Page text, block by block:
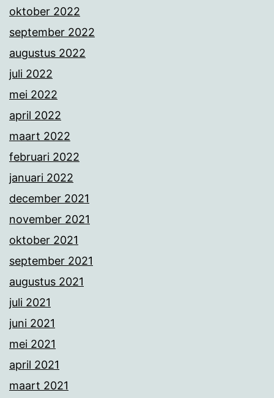
oktober 2022
september 2022
augustus 2022
juli 2022
mei 2022
april 2022
maart 2022
februari 2022
januari 2022
december 2021
november 2021
oktober 2021
september 2021
augustus 2021
juli 2021
juni 2021
mei 2021
april 2021
maart 2021